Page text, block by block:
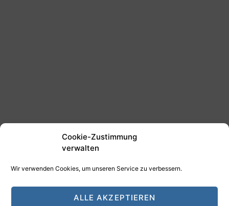
Cookie-Zustimmung
verwalten
Wir verwenden Cookies, um unseren Service zu verbessern.
ALLE AKZEPTIEREN
HAMANN DESIGN - Digitale Medien